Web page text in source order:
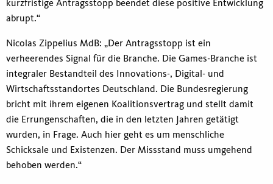
kurzfristige Antragsstopp beendet diese positive Entwicklung
abrupt.“
Nicolas Zippelius MdB: „Der Antragsstopp ist ein
verheerendes Signal für die Branche. Die Games-Branche ist
integraler Bestandteil des Innovations-, Digital- und
Wirtschaftsstandortes Deutschland. Die Bundesregierung
bricht mit ihrem eigenen Koalitionsvertrag und stellt damit
die Errungenschaften, die in den letzten Jahren getätigt
wurden, in Frage. Auch hier geht es um menschliche
Schicksale und Existenzen. Der Missstand muss umgehend
behoben werden.“